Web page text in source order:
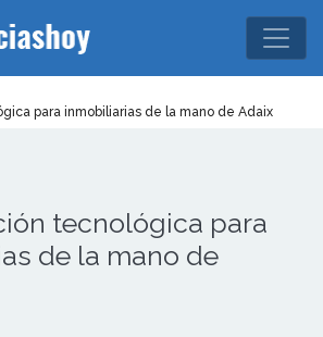
para inmobiliarias de la mano de Adaix
tecnológica para
de la mano de